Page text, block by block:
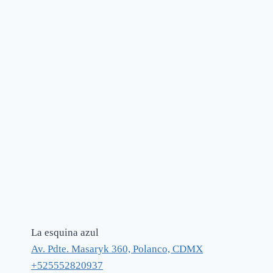
La esquina azul
Av. Pdte. Masaryk 360, Polanco, CDMX
+525552820937